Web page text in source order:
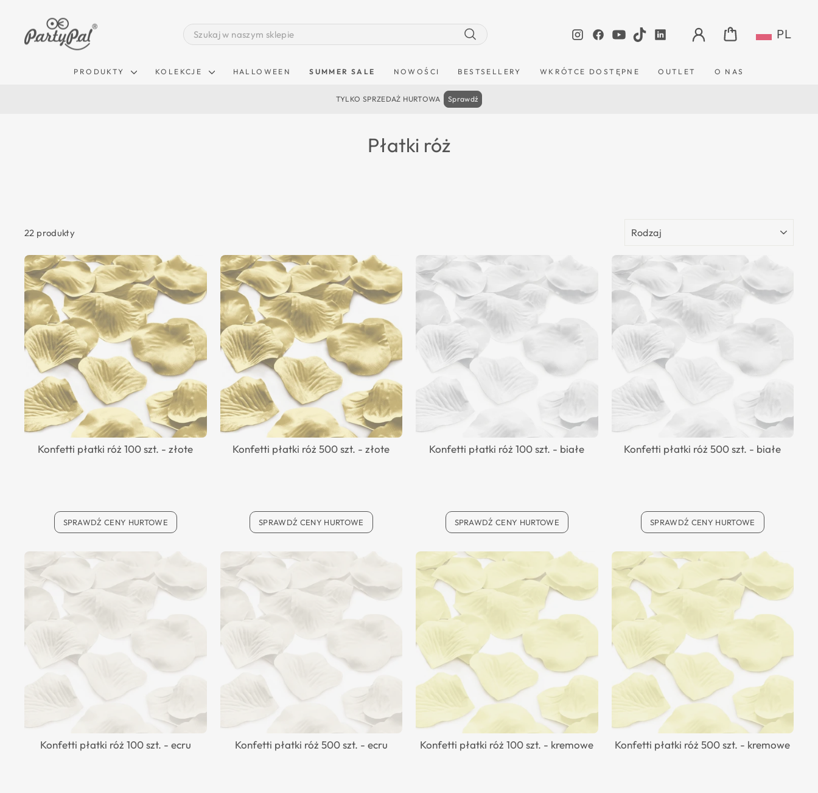
SEARCH
Szukaj
InstagramFacebook
YouTube
TikTok LinkedIn ZALOGUJ SIĘ PL
PRODUKTY KOLEKCJE HALLOWEEN SUMMER SALE NOWOŚCI BESTSELLERY WKRÓTCE DOSTĘPNE OUTLET O NAS
TYLKO SPRZEDAŻ HURTOWA Sprawdź
Płatki róż
22 produkty
Konfetti płatki róż 100 szt. - złote
SPRAWDŹ CENY HURTOWE
Konfetti płatki róż 500 szt. - złote
SPRAWDŹ CENY HURTOWE
Konfetti płatki róż 100 szt. - białe
SPRAWDŹ CENY HURTOWE
Konfetti płatki róż 500 szt. - białe
SPRAWDŹ CENY HURTOWE
Konfetti płatki róż 100 szt. - ecru Konfetti płatki róż 500 szt. - ecru Konfetti płatki róż 100 szt. - kremowe Konfetti płatki róż 500 szt. - kremowe